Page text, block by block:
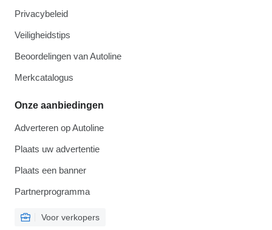
Privacybeleid
Veiligheidstips
Beoordelingen van Autoline
Merkcatalogus
Onze aanbiedingen
Adverteren op Autoline
Plaats uw advertentie
Plaats een banner
Partnerprogramma
Voor verkopers